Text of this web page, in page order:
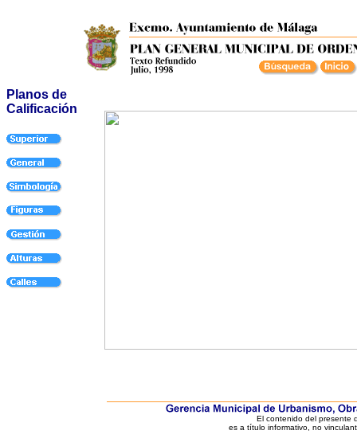
Planos de
Calificación
El contenido del presente
es a título informativo, no